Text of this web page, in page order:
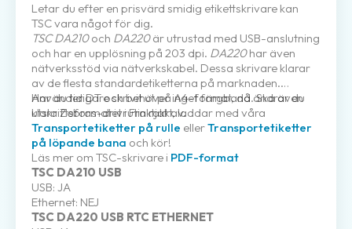
Letar du efter en prisvärd smidig etikettskrivare kan
TSC vara något för dig.
TSC DA210och DA220är utrustad med USB-anslutning
och har en upplösning på 203 dpi. DA220har även
nätverksstöd via nätverkskabel. Dessa skrivare klarar
av de flesta standardetiketterna på marknaden.
Använder DT och behöver inget färgband. Ska även
klara Zebras-drivrutin rakt av.
Har du tidigare skrivit ut på A4-format, då ändrar du
utskriftsformatet i Fraktjakt, laddar med våra
Transportetiketter på rulle ellerTransportetiketter
på löpande bana och kör!
Läs mer om TSC-skrivare i PDF-format
TSC DA210 USB
USB: JA
Ethernet: NEJ
TSC DA220 USB RTC ETHERNET